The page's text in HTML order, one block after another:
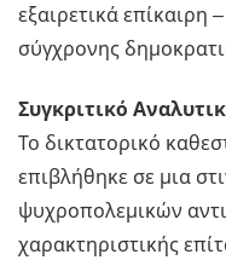
εξαιρετικά επίκαιρη
σύγχρονης
Συγκριτικό
Το δικτατορικό
επιβλήθηκε σε μια
ψυχροπολεμικών
χαρακτηριστικής